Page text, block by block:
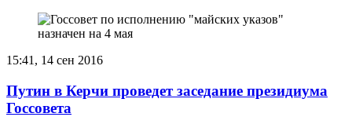
15:41, 14 сен 2016
Путин в Керчи проведет заседание президиума
Госсовета